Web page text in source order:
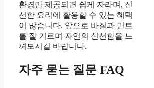
환경만 제공되면 쉽게 자라며, 신
선한 요리에 활용할 수 있는 혜택
이 많습니다. 앞으로 바질과 민트
를 잘 기르며 자연의 신선함을 느
껴보시길 바랍니다.
자주 묻는 질문 FAQ